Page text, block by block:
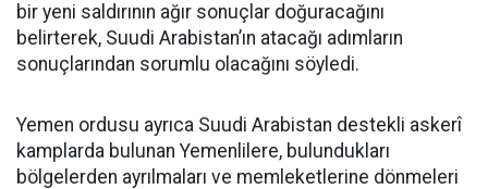
bir yeni saldırının ağır sonuçlar doğuracağını
belirterek, Suudi Arabistan’ın atacağı adımların
sonuçlarından sorumlu olacağını söyledi.
Yemen ordusu ayrıca Suudi Arabistan destekli askerî
kamplarda bulunan Yemenlilere, bulundukları
bölgelerden ayrılmaları ve memleketlerine dönmeleri